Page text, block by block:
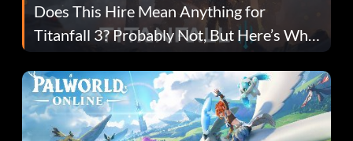
Does This Hire Mean Anything for
Titanfall 3? Probably Not, But Here’s Why
Fans Are Hopeful